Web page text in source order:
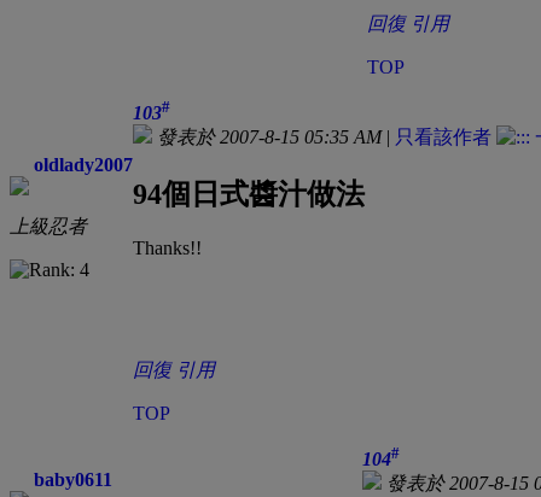
回復 引用
TOP
oldlady2007
上級忍者
103#
發表於 2007-8-15 05:35 AM| 只看該作者
94個日式醬汁做法
Thanks!!
回復 引用
TOP
baby0611
104#
發表於 2007-8-15